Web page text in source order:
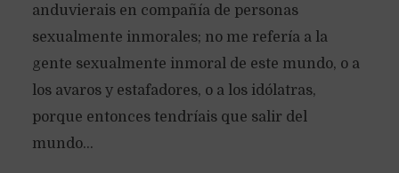
anduvierais en compañía de personas
sexualmente inmorales; no me refería a la
gente sexualmente inmoral de este mundo, o a
los avaros y estafadores, o a los idólatras,
porque entonces tendríais que salir del
mundo...